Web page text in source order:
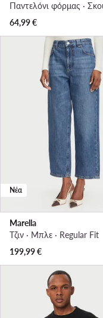
64,99€
Νέα
Marella
Τζιν · Μπλε · Regular Fit
199,99€